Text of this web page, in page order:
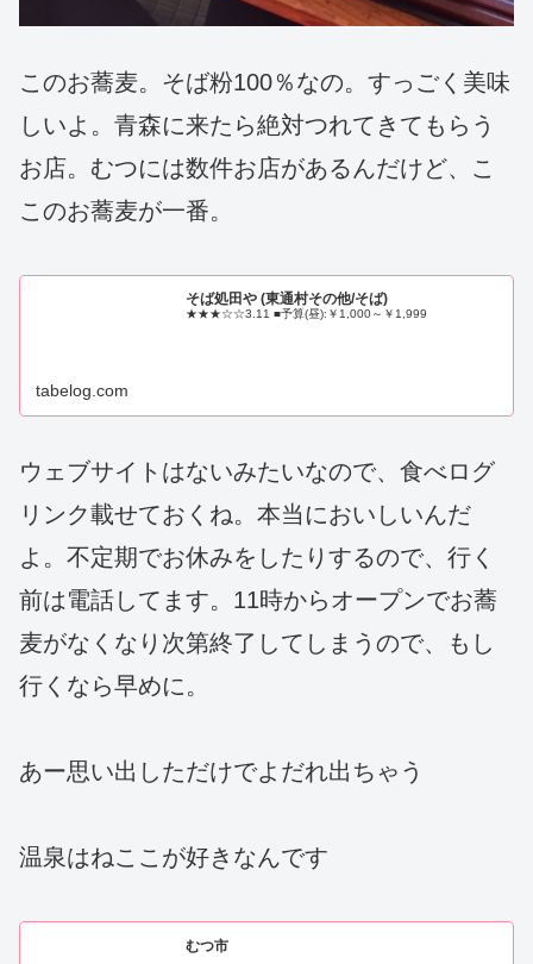
このお蕎麦。そば粉100％なの。すっごく美味
しいよ。青森に来たら絶対つれてきてもらう
お店。むつには数件お店があるんだけど、こ
このお蕎麦が一番。
そば処田や (東通村その他/そば)
★★★☆☆3.11 ■予算(昼):￥1,000～￥1,999
tabelog.com
ウェブサイトはないみたいなので、食べログ
リンク載せておくね。本当においしいんだ
よ。不定期でお休みをしたりするので、行く
前は電話してます。11時からオープンでお蕎
麦がなくなり次第終了してしまうので、もし
行くなら早めに。
あー思い出しただけでよだれ出ちゃう
温泉はねここが好きなんです
むつ市